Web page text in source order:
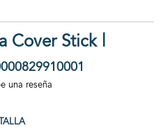
Cover Stick |
una reseña